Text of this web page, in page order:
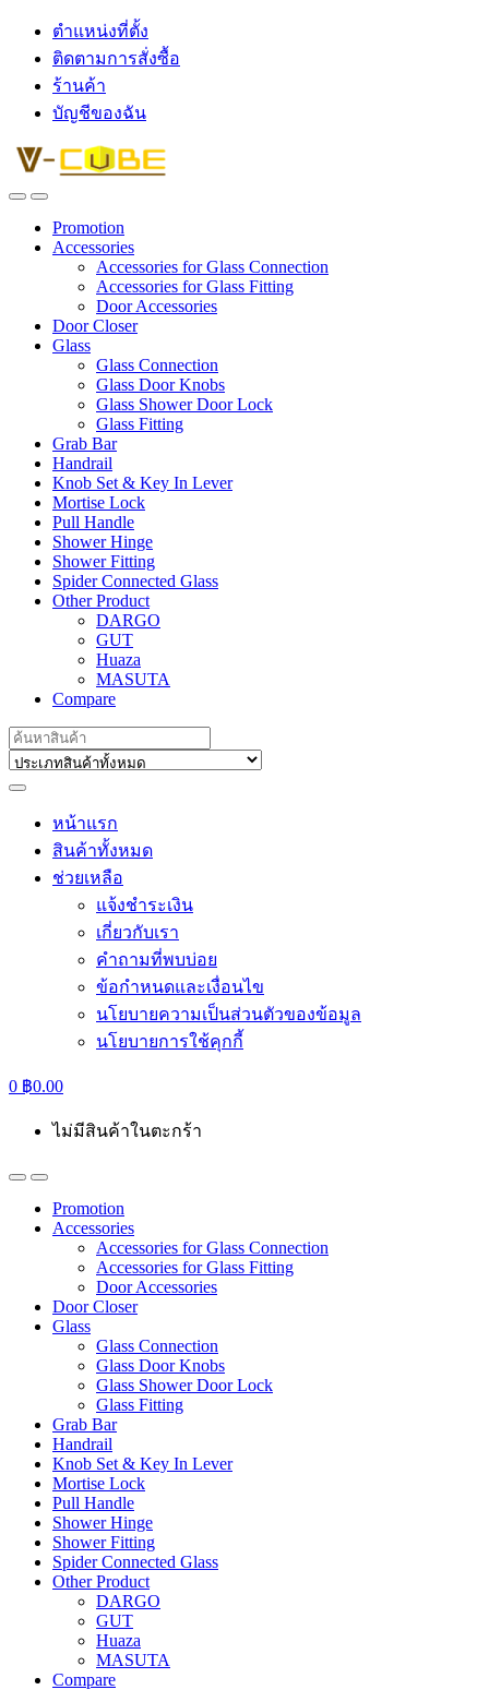
ตำแหน่งที่ตั้ง
ติดตามการสั่งซื้อ
ร้านค้า
บัญชีของฉัน
Promotion
Accessories
Accessories for Glass Connection
Accessories for Glass Fitting
Door Accessories
Door Closer
Glass
Glass Connection
Glass Door Knobs
Glass Shower Door Lock
Glass Fitting
Grab Bar
Handrail
Knob Set & Key In Lever
Mortise Lock
Pull Handle
Shower Hinge
Shower Fitting
Spider Connected Glass
Other Product
DARGO
GUT
Huaza
MASUTA
Compare
Search
for:
หน้าแรก
สินค้าทั้งหมด
ช่วยเหลือ
แจ้งชำระเงิน
เกี่ยวกับเรา
คำถามที่พบบ่อย
ข้อกำหนดและเงื่อนไข
นโยบายความเป็นส่วนตัวของข้อมูล
นโยบายการใช้คุกกี้
0 ฿0.00
ไม่มีสินค้าในตะกร้า
Promotion
Accessories
Accessories for Glass Connection
Accessories for Glass Fitting
Door Accessories
Door Closer
Glass
Glass Connection
Glass Door Knobs
Glass Shower Door Lock
Glass Fitting
Grab Bar
Handrail
Knob Set & Key In Lever
Mortise Lock
Pull Handle
Shower Hinge
Shower Fitting
Spider Connected Glass
Other Product
DARGO
GUT
Huaza
MASUTA
Compare